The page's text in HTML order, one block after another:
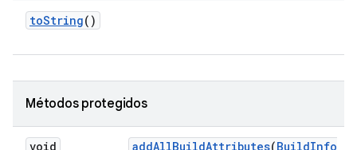
toString()
Métodos protegidos
void addAllBuildAttributes(BuildInfo